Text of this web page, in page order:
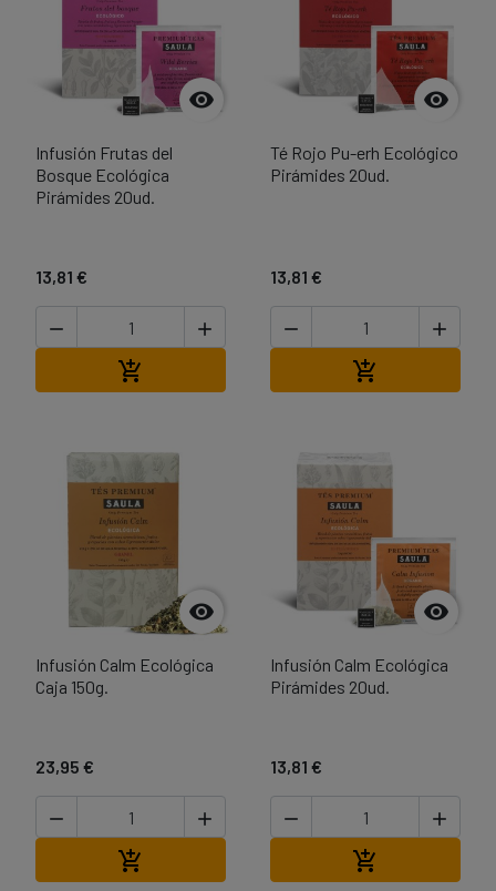

Infusión Frutas del
Bosque Ecológica
Pirámides 20ud.
13,81 €
 


Té Rojo Pu-erh Ecológico
Pirámides 20ud.
13,81 €
 


Infusión Calm Ecológica
Caja 150g.
23,95 €
 


Infusión Calm Ecológica
Pirámides 20ud.
13,81 €
 
